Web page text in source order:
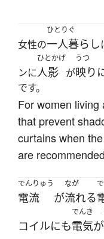
女性の
ひとりぐ
一人暮らし
ンに
ひとかげ
人影 が
うつ
映り
です。
For women
that prevent
curtains when
are
でんりゅう
電流 が
なが
流れる
コイルにも
でんき
電気が